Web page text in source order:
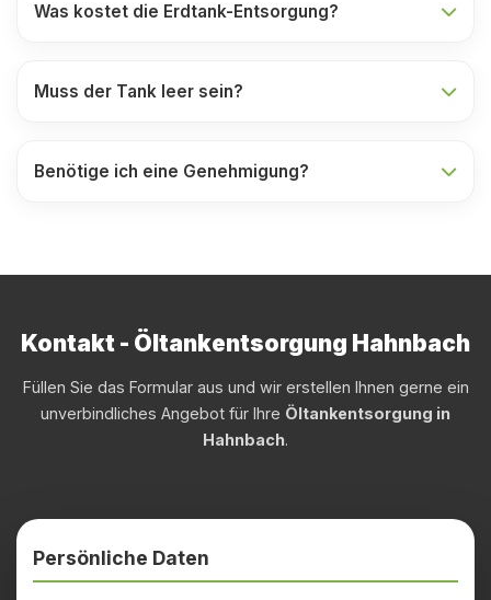
Was kostet die Erdtank-Entsorgung?
Muss der Tank leer sein?
Benötige ich eine Genehmigung?
Kontakt - Öltankentsorgung Hahnbach
Füllen Sie das Formular aus und wir erstellen Ihnen gerne ein
unverbindliches Angebot für Ihre Öltankentsorgung in
Hahnbach.
Persönliche Daten